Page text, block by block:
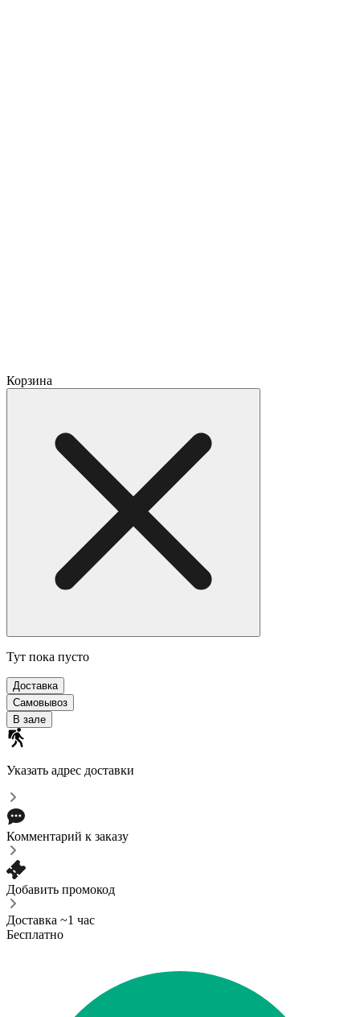
Корзина
Тут пока пусто
Доставка
Самовывоз
В зале
Указать адрес доставки
Комментарий к заказу
Добавить промокод
Доставка ~1 час
Бесплатно